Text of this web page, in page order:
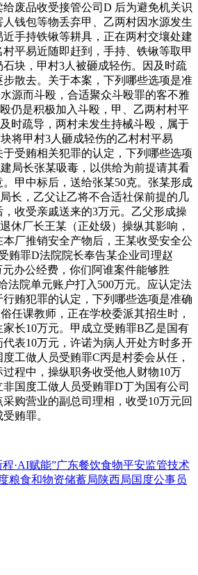
废品收受接管公司D 后为避免机关识
钱包等物丢弃甲、乙两村因水源发生
手持铁锹等耕具，正在两村交壤处建
平易近随即赶到，手持、铁锹等取甲
块，甲村3人被砸成轻伤。因及时疏
散去。关于本案，下列哪些选项是准
源而斗殴，合适聚众斗殴罪的客不雅
仍是积极加入斗殴，甲、乙两村村平
时疏导，两村未发生持械斗殴，属于
将甲村3人砸成轻伤的乙村村平易
受贿相关犯罪的认定，下列哪些选项
局长张某吸毒，以供给为前提请其看
甲中标后，送给张某50克。张某形成
长，乙父让乙将不合适社保前提的几
收受亲戚送来的3万元。乙父形成操
休厂长王某（正处级）操纵其影响，
厂推销安全产物后，王某收受安全公
贿罪D法院院长奉告某企业司理赵
元办公经费，你们阿谁案件能够胜
法院单元账户打入500万元。应认定法
贿犯罪的认定，下列哪些选项是准确
任课教师，正在学校委派其招生时，
长10万元。甲成立受贿罪B乙是国有
表10万元，许诺为病人开处方时多开
工做人员受贿罪C丙是村委会从任，
程中，操纵职务收受他人财物10万
国度工做人员受贿罪D丁为国有公司
购营业的副总司理相，收受10万元回
贿罪。
程·AI赋能”广东餐饮食物平安监管技术
粮食和物资储蓄局陕西局国度公事员